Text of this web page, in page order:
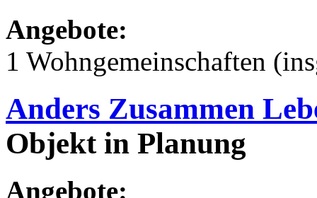
Angebote:
1 Wohngemeinschaften
Anders Zusammen
Objekt in Planung
Angebote: